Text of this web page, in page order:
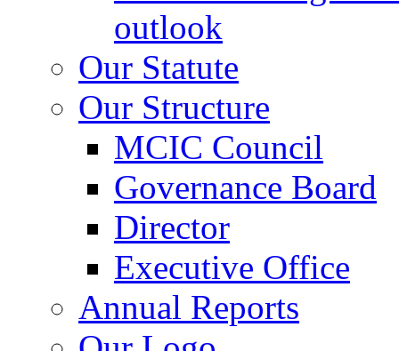
outlook
Our Statute
Our Structure
MCIC Council
Governance Board
Director
Executive Office
Annual Reports